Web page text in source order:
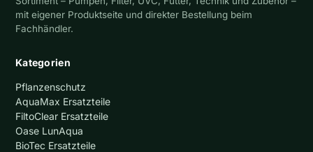
mit eigener Produktseite und direkter Bestellung beim
Fachhändler.
Kategorien
Pflanzenschutz
AquaMax Ersatzteile
FiltoClear Ersatzteile
Oase LunAqua
BioTec Ersatzteile